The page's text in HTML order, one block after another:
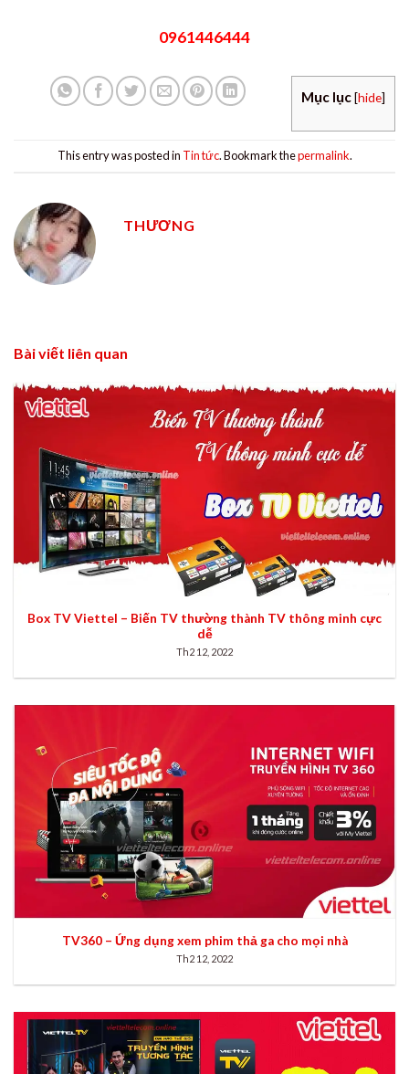
0961446444
Mục lục[hide]
This entry was posted in Tin tức. Bookmark thepermalink.
THƯƠNG
Bài viết liên quan
Box TV Viettel – Biến TV thường thành TV thông minh cực
dễ
Th2 12, 2022
TV360 – Ứng dụng xem phim thả ga cho mọi nhà
Th2 12, 2022